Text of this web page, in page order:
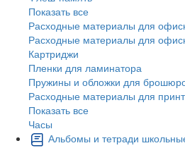
Показать все
Расходные материалы для
Расходные материалы для
Картриджи
Пленки для ламинатора
Пружины и обложки для
Расходные материалы для
Показать все
Часы
Альбомы и тетради